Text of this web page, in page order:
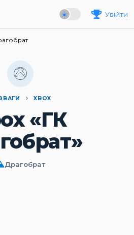
Увійти
XBOX
«ГК
Драгобрат